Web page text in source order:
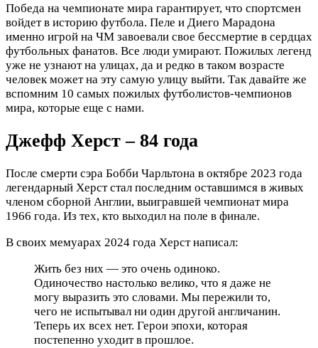
Победа на чемпионате мира гарантирует, что спортсмен
войдет в историю футбола. Пеле и Диего Марадона
именно игрой на ЧМ завоевали свое бессмертие в сердцах
футбольных фанатов. Все люди умирают. Пожилых легенд
уже не узнают на улицах, да и редко в таком возрасте
человек может на эту самую улицу выйти. Так давайте же
вспомним 10 самых пожилых футболистов-чемпионов
мира, которые еще с нами.
Джефф Херст – 84 года
После смерти сэра Бобби Чарльтона в октябре 2023 года
легендарный Херст стал последним оставшимся в живых
членом сборной Англии, выигравшей чемпионат мира
1966 года. Из тех, кто выходил на поле в финале.
В своих мемуарах 2024 года Херст написал:
Жить без них — это очень одиноко.
Одиночество настолько велико, что я даже не
могу выразить это словами. Мы пережили то,
чего не испытывал ни один другой англичанин.
Теперь их всех нет. Герои эпохи, которая
постепенно уходит в прошлое.